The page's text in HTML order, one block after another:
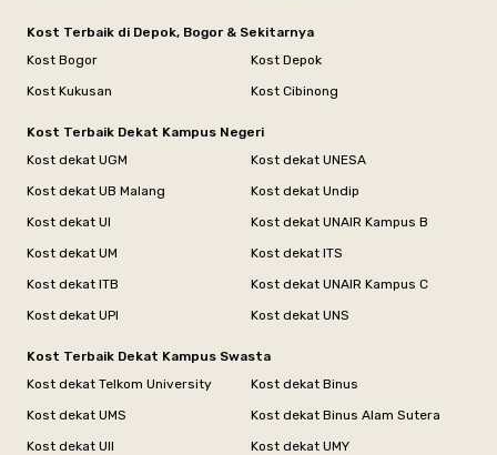
Kost Terbaik di Depok, Bogor & Sekitarnya
Kost Bogor
Kost Depok
Kost Kukusan
Kost Cibinong
Kost Terbaik Dekat Kampus Negeri
Kost dekat UGM
Kost dekat UNESA
Kost dekat UB Malang
Kost dekat Undip
Kost dekat UI
Kost dekat UNAIR Kampus B
Kost dekat UM
Kost dekat ITS
Kost dekat ITB
Kost dekat UNAIR Kampus C
Kost dekat UPI
Kost dekat UNS
Kost Terbaik Dekat Kampus Swasta
Kost dekat Telkom University
Kost dekat Binus
Kost dekat UMS
Kost dekat Binus Alam Sutera
Kost dekat UII
Kost dekat UMY